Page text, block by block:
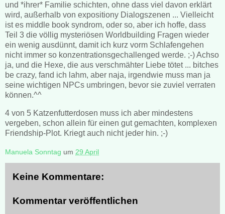
und *ihrer* Familie schichten, ohne dass viel davon erklärt
wird, außerhalb von expositiony Dialogszenen ... Vielleicht
ist es middle book syndrom, oder so, aber ich hoffe, dass
Teil 3 die völlig mysteriösen Worldbuilding Fragen wieder
ein wenig ausdünnt, damit ich kurz vorm Schlafengehen
nicht immer so konzentrationsgechallenged werde. ;-) Achso
ja, und die Hexe, die aus verschmähter Liebe tötet ... bitches
be crazy, fand ich lahm, aber naja, irgendwie muss man ja
seine wichtigen NPCs umbringen, bevor sie zuviel verraten
können.^^
4 von 5 Katzenfutterdosen muss ich aber mindestens
vergeben, schon allein für einen gut gemachten, komplexen
Friendship-Plot. Kriegt auch nicht jeder hin. ;-)
Manuela Sonntag um 29 April
Keine Kommentare:
Kommentar veröffentlichen